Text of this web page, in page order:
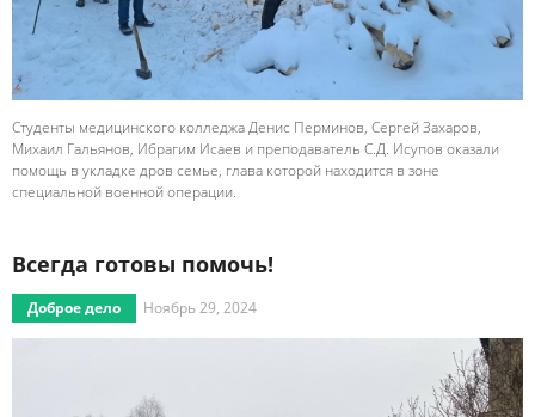
Студенты медицинского колледжа Денис Перминов, Сергей Захаров,
Михаил Гальянов, Ибрагим Исаев и преподаватель С.Д. Исупов оказали
помощь в укладке дров семье, глава которой находится в зоне
специальной военной операции.
Всегда готовы помочь!
Доброе дело Ноябрь 29, 2024